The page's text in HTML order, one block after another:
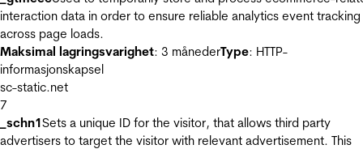
interaction data in order to ensure reliable analytics event tracking
across page loads.
Maksimal lagringsvarighet: 3 månederType: HTTP-
informasjonskapsel
sc-static.net
7
_schn1Sets a unique ID for the visitor, that allows third party
advertisers to target the visitor with relevant advertisement. This